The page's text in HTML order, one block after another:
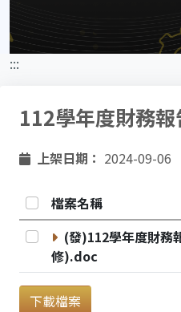
:::
112學年度財務
上架日期： 2024-09-06
全選檔案名稱
選取 (發)112學年度財務
(發)112學年度財務
修).doc
下載檔案